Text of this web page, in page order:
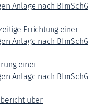
Anlage nach BImSchG
Errichtung einer
Anlage nach BImSchG
einer
Anlage nach BImSchG
über